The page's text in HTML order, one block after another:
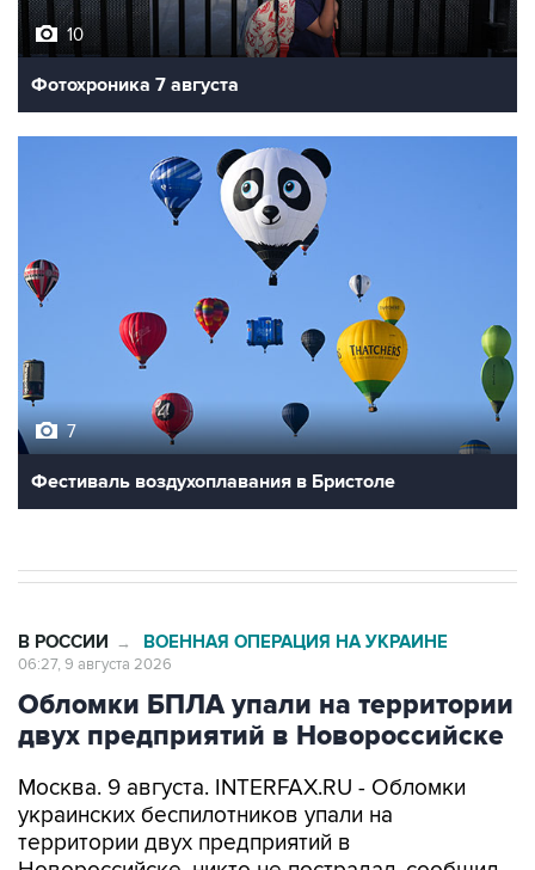
10
Фотохроника 7 августа
7
Фестиваль воздухоплавания в Бристоле
В РОССИИ → ВОЕННАЯ ОПЕРАЦИЯ НА УКРАИНЕ
06:27, 9 августа 2026
Обломки БПЛА упали на территории
двух предприятий в Новороссийске
Москва. 9 августа. INTERFAX.RU - Обломки
украинских беспилотников упали на
территории двух предприятий в